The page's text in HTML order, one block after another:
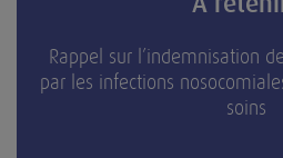
Rappel sur l’indemnisation
par les infections
soins